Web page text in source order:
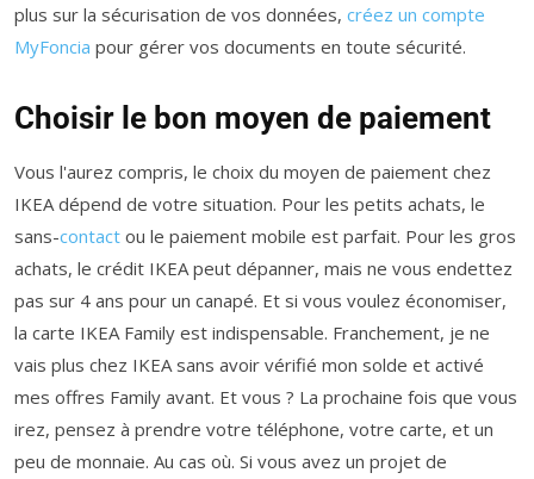
plus sur la sécurisation de vos données, créez un compte
MyFoncia pour gérer vos documents en toute sécurité.
Choisir le bon moyen de paiement
Vous l'aurez compris, le choix du moyen de paiement chez
IKEA dépend de votre situation. Pour les petits achats, le
sans-contact ou le paiement mobile est parfait. Pour les gros
achats, le crédit IKEA peut dépanner, mais ne vous endettez
pas sur 4 ans pour un canapé. Et si vous voulez économiser,
la carte IKEA Family est indispensable. Franchement, je ne
vais plus chez IKEA sans avoir vérifié mon solde et activé
mes offres Family avant. Et vous ? La prochaine fois que vous
irez, pensez à prendre votre téléphone, votre carte, et un
peu de monnaie. Au cas où. Si vous avez un projet de